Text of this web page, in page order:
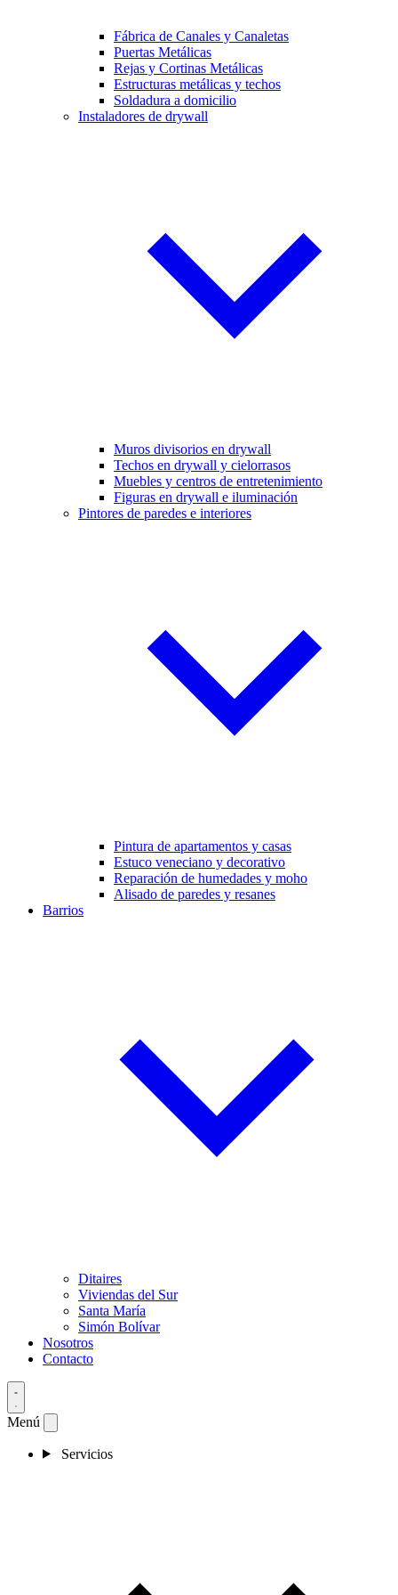
Fábrica de Canales y Canaletas
Puertas Metálicas
Rejas y Cortinas Metálicas
Estructuras metálicas y techos
Soldadura a domicilio
Instaladores de drywall
Muros divisorios en drywall
Techos en drywall y cielorrasos
Muebles y centros de entretenimiento
Figuras en drywall e iluminación
Pintores de paredes e interiores
Pintura de apartamentos y casas
Estuco veneciano y decorativo
Reparación de humedades y moho
Alisado de paredes y resanes
Barrios
Ditaires
Viviendas del Sur
Santa María
Simón Bolívar
Nosotros
Contacto
Menú
Servicios